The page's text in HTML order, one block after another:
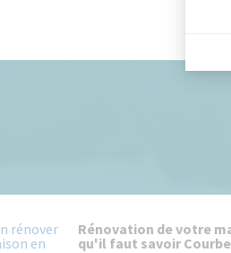
Rénovation de votre
qu'il faut savoir